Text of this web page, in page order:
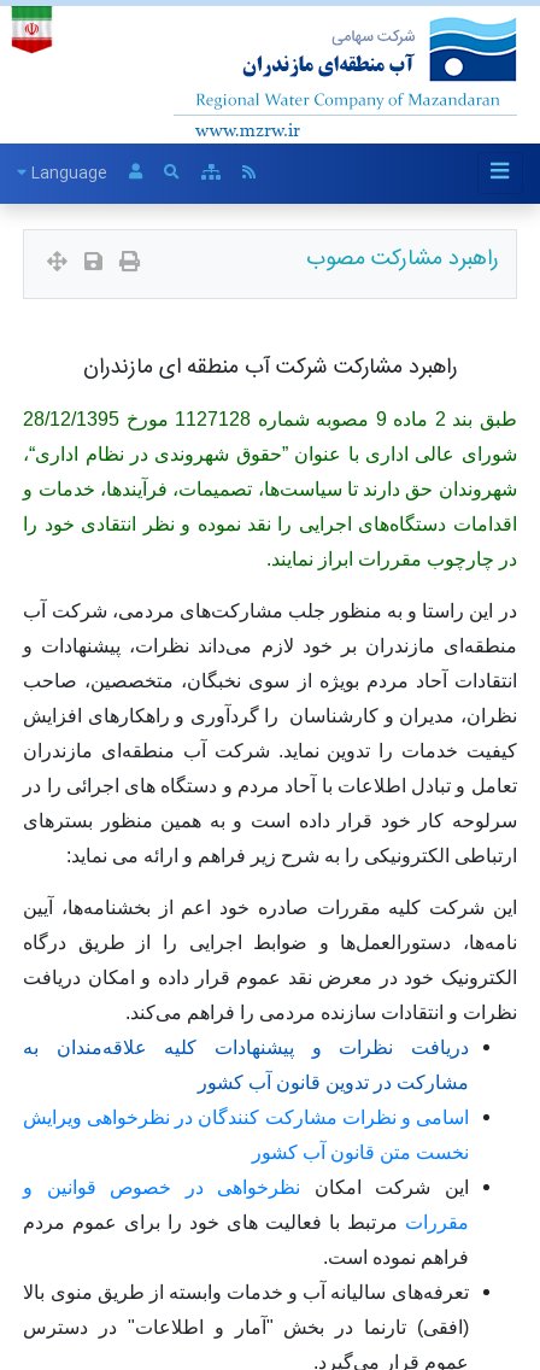
Language
راهبرد مشارکت مصوب
راهبرد مشارکت شرکت آب منطقه ای مازندران
طبق بند 2 ماده 9 مصوبه شماره 1127128 مورخ 28/12/1395
شورای عالی اداری با عنوان ”حقوق شهروندی در نظام اداری“،
شهروندان حق دارند تا سیاستها، تصمیمات، فرآیندها، خدمات و
اقدامات دستگاه‌‏های اجرایی را نقد نموده و نظر انتقادی خود را
در چارچوب مقررات ابراز نمایند.
در این راستا و به منظور جلب مشارکت‌های مردمی، شرکت آب
منطقه‌ای مازندران بر خود لازم می‌داند نظرات، پیشنهادات و
انتقادات آحاد مردم بویژه از سوی نخبگان، متخصصین، صاحب
نظران، مدیران و کارشناسان را گردآوری و راهکارهای افزایش
کیفیت خدمات را تدوین نماید. شرکت آب منطقه‌ای مازندران
تعامل و تبادل اطلاعات با آحاد مردم و دستگاه های اجرائی را در
سرلوحه کار خود قرار داده است و به همین منظور بسترهای
ارتباطی الکترونیکی را به شرح زیر فراهم و ارائه می نماید:
این شرکت کلیه مقررات صادره خود اعم از بخشنامه‌‏ها، آیین
نامه‌‏ها، دستورالعمل‏‌ها و ضوابط اجرایی را از طریق درگاه
الکترونیک خود در معرض نقد عموم قرار داده و امکان دریافت
نظرات و انتقادات سازنده مردمی را فراهم می‌کند.
دریافت نظرات و پیشنهادات کلیه علاقه‌مندان به
مشارکت در تدوین قانون آب کشور
اسامی و نظرات مشارکت کنندگان در نظرخواهی ویرایش
نخست متن قانون آب کشور
این شرکت امکان نظرخواهی در خصوص قوانین و
مقررات مرتبط با فعالیت های خود را برای عموم مردم
فراهم نموده است.
تعرفه‌های سالیانه آب و خدمات وابسته از طریق منوی بالا
(افقی) تارنما در بخش "آمار و اطلاعات" در دسترس
عموم قرار می‌گیرد.